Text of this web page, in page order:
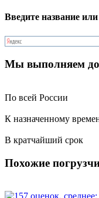
Введите название
Мы выполняем
По всей России
К назначенному
В кратчайший срок
Похожие